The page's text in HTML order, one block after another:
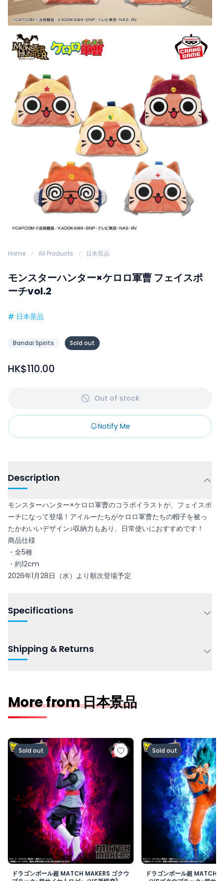
Home All Products 日本景品
モンスターハンター×ケロロ軍曹 フェイスポ
ーチvol.2
# 日本景品
Bandai Spirits Sold out
HK$110.00
Out of stock
Notify Me
Description
モンスターハンター×ケロロ軍曹のコラボイラストが、フェイスポ
ーチになって登場！アイルーたちがケロロ軍曹たちの帽子を被っ
たかわいいデザイン♪収納力もあり、日常使いにおすすめです！
商品仕様
・全5種
・約12cm
2026年1月28日（水）より順次登場予定
Specifications
Shipping & Returns
More from 日本景品
ドラゴンボール超 MATCH MAKERS ゴクウブラック-超サ
Sold out
ドラゴンボール超 MATCH MAKERS ゴクウ
ドラゴンボール超
Sold out
ドラゴンボール超 MATCH